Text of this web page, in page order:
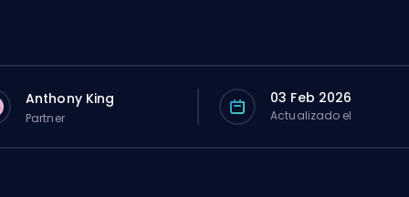
Anthony King
Partner
03 Feb 2026
Actualizado el